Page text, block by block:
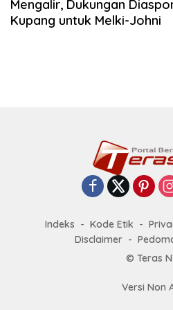
Mengalir, Dukungan
Kupang untuk Melki-Johni
Indeks Kode Etik
Disclaimer
© Teras
Versi Non